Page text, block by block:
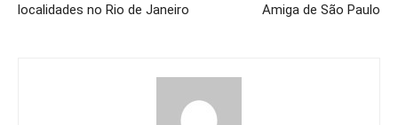
localidades no Rio de Janeiro
Amiga de São Paulo